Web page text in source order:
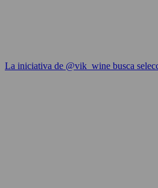
La iniciativa de @vik_wine busca